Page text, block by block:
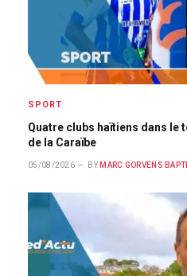
SPORT
Quatre clubs haïtiens dans le
de la Caraïbe
05/08/2026 BY MARC GORVENS